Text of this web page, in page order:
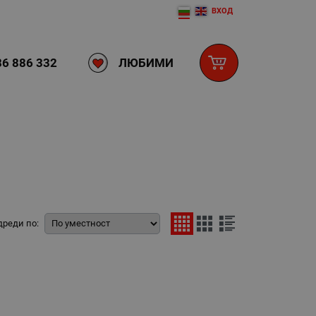
ВХОД
886 332 ЛЮБИМИ
по: